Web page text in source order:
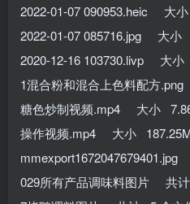
2022-01-07 090953.heic 大
2022-01-07 085716.jpg 大小
2020-12-16 103730.livp 大
1混合粉和混合上色料配方
糖色炒制视频.mp4 大小
操作视频.mp4 大小
029所有产品调味料图片 共